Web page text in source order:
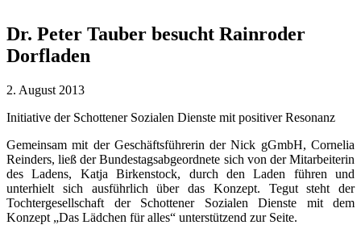
Dr. Peter Tauber besucht Rainroder
Dorfladen
2. August 2013
Initiative der Schottener Sozialen Dienste mit positiver Resonanz
Gemeinsam mit der Geschäftsführerin der Nick gGmbH, Cornelia
Reinders, ließ der Bundestagsabgeordnete sich von der Mitarbeiterin
des Ladens, Katja Birkenstock, durch den Laden führen und
unterhielt sich ausführlich über das Konzept. Tegut steht der
Tochtergesellschaft der Schottener Sozialen Dienste mit dem
Konzept „Das Lädchen für alles“ unterstützend zur Seite.